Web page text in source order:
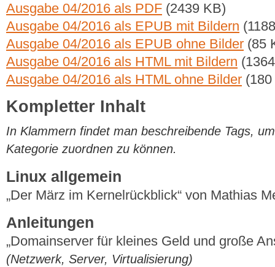
Ausgabe 04/2016 als PDF (2439 KB)
Ausgabe 04/2016 als EPUB mit Bildern
Ausgabe 04/2016 als EPUB ohne Bilder (85
Ausgabe 04/2016 als HTML mit Bildern
Ausgabe 04/2016 als HTML ohne Bilder
Kompletter Inhalt
In Klammern findet man beschreibende Tags,
Kategorie zuordnen zu können.
Linux allgemein
„Der März im Kernelrückblick“ von Mathias
Anleitungen
„Domainserver für kleines Geld und große
(Netzwerk, Server, Virtualisierung)